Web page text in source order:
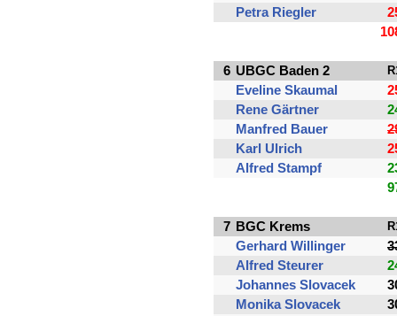
Petra Riegler
6 UBGC Baden 2
Eveline Skaumal
Rene Gärtner
Manfred Bauer
Karl Ulrich
Alfred Stampf
7 BGC Krems
Gerhard Willinger
Alfred Steurer
Johannes Slovacek
Monika Slovacek